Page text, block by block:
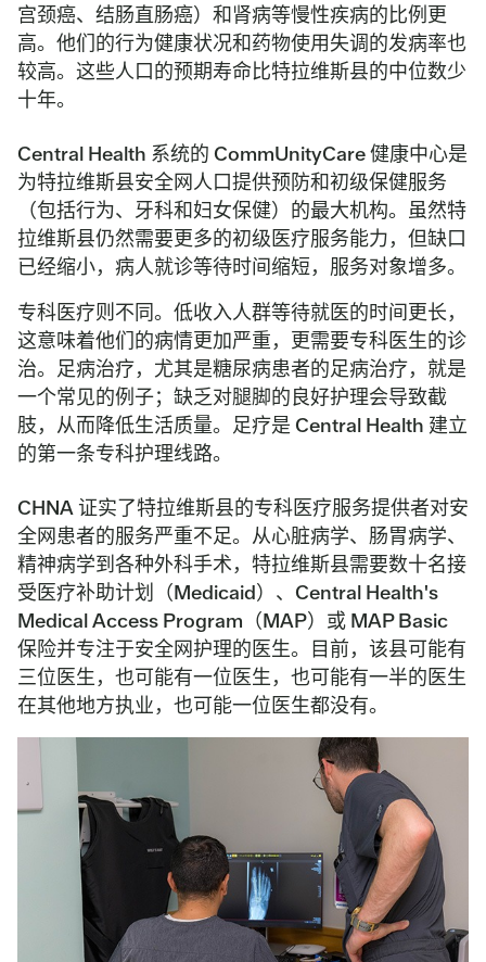
宫颈癌、结肠直肠癌）和肾病等慢性疾病的比例更
高。他们的行为健康状况和药物使用失调的发病率也
较高。这些人口的预期寿命比特拉维斯县的中位数少
十年。
Central Health 系统的 CommUnityCare 健康中心是
为特拉维斯县安全网人口提供预防和初级保健服务
（包括行为、牙科和妇女保健）的最大机构。虽然特
拉维斯县仍然需要更多的初级医疗服务能力，但缺口
已经缩小，病人就诊等待时间缩短，服务对象增多。
专科医疗则不同。低收入人群等待就医的时间更长，
这意味着他们的病情更加严重，更需要专科医生的诊
治。足病治疗，尤其是糖尿病患者的足病治疗，就是
一个常见的例子；缺乏对腿脚的良好护理会导致截
肢，从而降低生活质量。足疗是 Central Health 建立
的第一条专科护理线路。
CHNA 证实了特拉维斯县的专科医疗服务提供者对安
全网患者的服务严重不足。从心脏病学、肠胃病学、
精神病学到各种外科手术，特拉维斯县需要数十名接
受医疗补助计划（Medicaid）、Central Health's
Medical Access Program（MAP）或 MAP Basic
保险并专注于安全网护理的医生。目前，该县可能有
三位医生，也可能有一位医生，也可能有一半的医生
在其他地方执业，也可能一位医生都没有。